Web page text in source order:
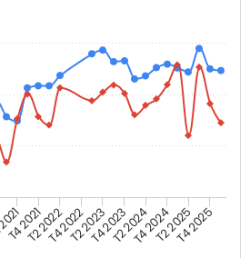
T4 2021T2 2022T4 2022T2 2023T4 2023T2 2024T4 2024T2 2025T4 2025